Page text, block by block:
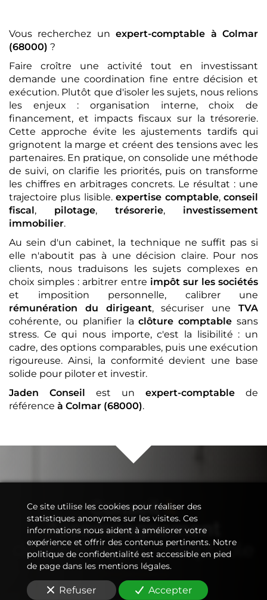
Vous recherchez unexpert-comptable à Colmar
(68000) ?
Faire croître une activité tout en investissant
demande une coordination fine entre décision et
exécution. Plutôt que d'isoler les sujets, nous relions
les enjeux : organisation interne, choix de
financement, et impacts fiscaux sur la trésorerie.
Cette approche évite les ajustements tardifs qui
grignotent la marge et créent des tensions avec les
partenaires. En pratique, on consolide une méthode
de suivi, on clarifie les priorités, puis on transforme
les chiffres en arbitrages concrets. Le résultat : une
trajectoire plus lisible.expertise comptable,conseil
fiscal, pilotage, trésorerie, investissement
immobilier.
Au sein d'un cabinet, la technique ne suffit pas si
elle n'aboutit pas à une décision claire. Pour nos
clients, nous traduisons les sujets complexes en
choix simples : arbitrer entre impôt sur les sociétés
et imposition personnelle, calibrer une
rémunération du dirigeant, sécuriser uneTVA
cohérente, ou planifier laclôture comptable sans
stress. Ce qui nous importe, c'est la lisibilité : un
cadre, des options comparables, puis une exécution
rigoureuse. Ainsi, la conformité devient une base
solide pour piloter et investir.
Jaden Conseil est un expert-comptable de
référence à Colmar (68000).
Conseil&
Accompagnement
de votreexpert-comptable
Ce site utilise les cookies pour réaliser des
statistiques anonymes sur les visites. Ces
informations nous aident à améliorer votre
expérience et offrir des contenus pertinents. Notre
politique de confidentialité est accessible en pied
de page dans les mentions légales.
Refuser Accepter